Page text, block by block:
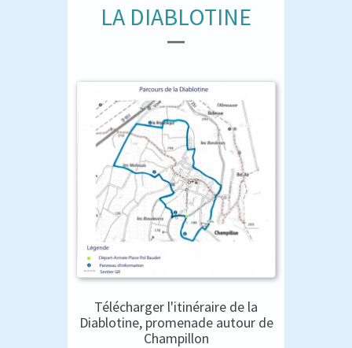
LA DIABLOTINE
Télécharger l'itinéraire de la
Diablotine, promenade autour de
Champillon